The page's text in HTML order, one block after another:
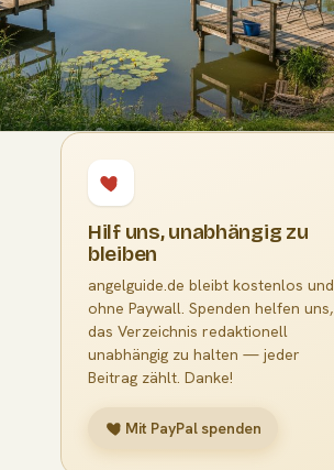
Hilf uns, unabhängig zu
bleiben
angelguide.de bleibt kostenlos und
ohne Paywall. Spenden helfen uns,
das Verzeichnis redaktionell
unabhängig zu halten — jeder
Beitrag zählt. Danke!
Mit PayPal spenden